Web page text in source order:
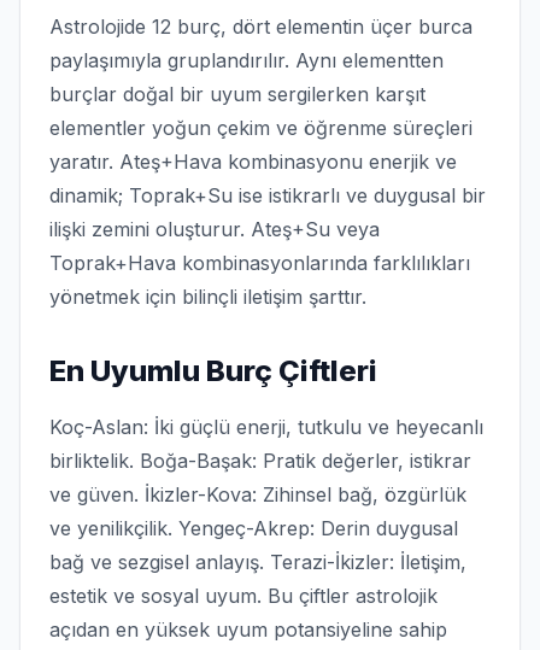
Astrolojide 12 burç, dört elementin üçer burca
paylaşımıyla gruplandırılır. Aynı elementten
burçlar doğal bir uyum sergilerken karşıt
elementler yoğun çekim ve öğrenme süreçleri
yaratır. Ateş+Hava kombinasyonu enerjik ve
dinamik; Toprak+Su ise istikrarlı ve duygusal bir
ilişki zemini oluşturur. Ateş+Su veya
Toprak+Hava kombinasyonlarında farklılıkları
yönetmek için bilinçli iletişim şarttır.
En Uyumlu Burç Çiftleri
Koç-Aslan: İki güçlü enerji, tutkulu ve heyecanlı
birliktelik. Boğa-Başak: Pratik değerler, istikrar
ve güven. İkizler-Kova: Zihinsel bağ, özgürlük
ve yenilikçilik. Yengeç-Akrep: Derin duygusal
bağ ve sezgisel anlayış. Terazi-İkizler: İletişim,
estetik ve sosyal uyum. Bu çiftler astrolojik
açıdan en yüksek uyum potansiyeline sahip